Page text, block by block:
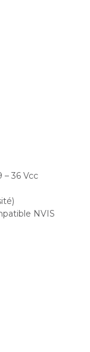
36 Vcc
NVIS